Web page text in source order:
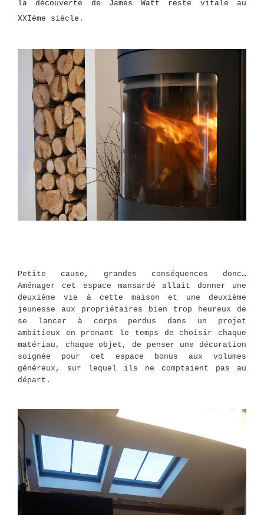
la découverte de James Watt reste vitale au
XXIème siècle.
Petite cause, grandes conséquences donc…
Aménager cet espace mansardé allait donner une
deuxième vie à cette maison et une deuxième
jeunesse aux propriétaires bien trop heureux de
se lancer à corps perdus dans un projet
ambitieux en prenant le temps de choisir chaque
matériau, chaque objet, de penser une décoration
soignée pour cet espace bonus aux volumes
généreux, sur lequel ils ne comptaient pas au
départ.